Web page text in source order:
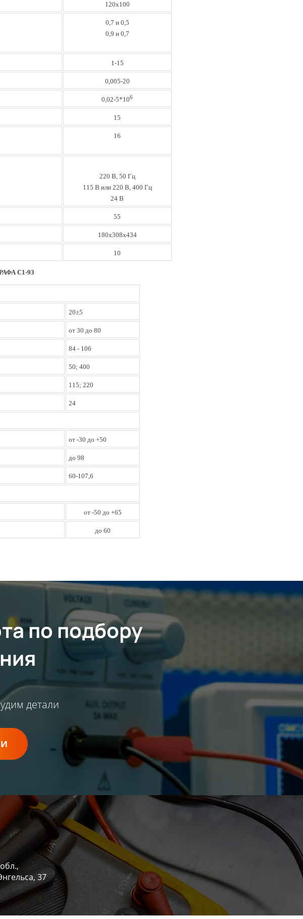
120x100
0,7 и 0,5
0,9 и 0,7
1-15
0,005-20
0,02-5*106
15
16
220 В, 50 Гц
115 В или 220 В, 400 Гц
24 В
55
180x308x434
10
С1-93
20±5
от 30 до 80
84 - 106
50; 400
115; 220
24
от -30 до +50
до 98
60-107,6
от -50 до +65
до 60
по подбору
детали
37